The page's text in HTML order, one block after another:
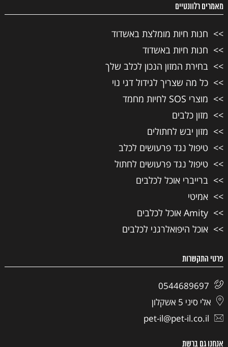
מאמרים רלוונטיים
חנות חיות מומלצת באשדוד
חנות חיות באשדוד
בחירת המזון הנכון לכלב שלך
כל מה שצריך לגידול דגי נוי
מוצרי SOS לחיות מחמד
מזון כלבים
מזון יבש לחתולים
טיפול נגד פרעושים לכלב
טיפול נגד פרעושים לחתול
ברייברי אוכל לכלבים
אמיטי
Amity אוכל לכלבים
אוכל היפואלרגני לכלבים
פרטי התקשרות
0544689697
אלי סיני 5 אשקלון
pet-il@pet-il.co.il
אנחנו גם ברשת